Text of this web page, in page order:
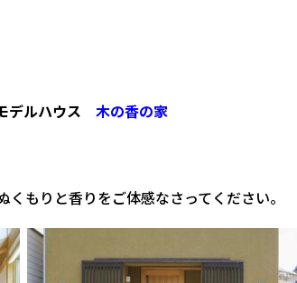
デルハウス 木の香の家
もりと香りをご体感なさってください。